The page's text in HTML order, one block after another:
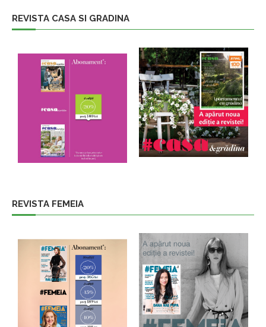
REVISTA CASA SI GRADINA
REVISTA FEMEIA